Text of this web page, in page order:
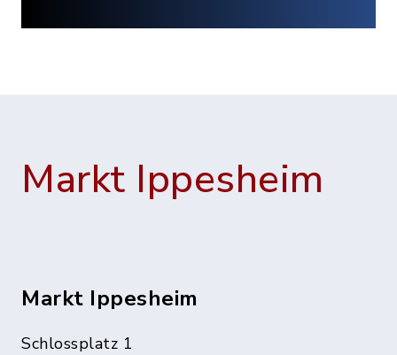
Markt Ippesheim
Markt Ippesheim
Schlossplatz 1